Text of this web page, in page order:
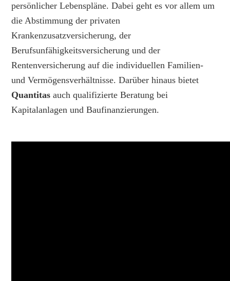
persönlicher Lebenspläne. Dabei geht es vor allem um
die Abstimmung der privaten
Krankenzusatzversicherung, der
Berufsunfähigkeitsversicherung und der
Rentenversicherung auf die individuellen Familien-
und Vermögensverhältnisse. Darüber hinaus bietet
Quantitas auch qualifizierte Beratung bei
Kapitalanlagen und Baufinanzierungen.